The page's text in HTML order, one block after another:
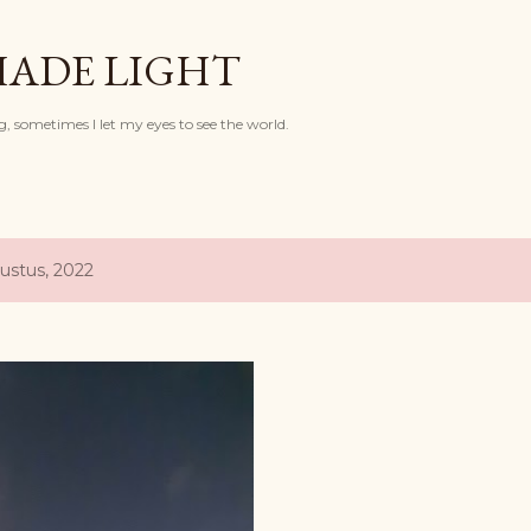
LIGHT
sometimes I let my eyes to see the world.
2022